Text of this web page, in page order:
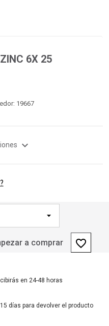
6X 25
19667
expand_more
a comprar favorite_border
en 24-48 horas
días para devolver el producto